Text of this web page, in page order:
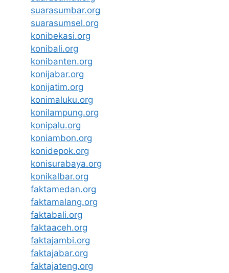
suarasumbar.org
suarasumsel.org
konibekasi.org
konibali.org
konibanten.org
konijabar.org
konijatim.org
konimaluku.org
konilampung.org
konipalu.org
koniambon.org
konidepok.org
konisurabaya.org
konikalbar.org
faktamedan.org
faktamalang.org
faktabali.org
faktaaceh.org
faktajambi.org
faktajabar.org
faktajateng.org